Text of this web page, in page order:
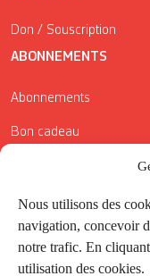
Nous utilisons des
navigation, concevoir
notre trafic. En
utilisation des cookies.
Don / Souscription
ABONNEMENTS
Abonnements
Bon cadeau
Conditions générales
Réductions de la Carte
Application